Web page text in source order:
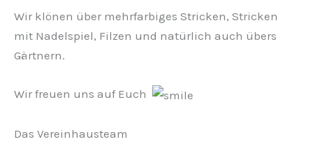
Wir klönen über mehrfarbiges Stricken, Stricken
mit Nadelspiel, Filzen und natürlich auch übers
Gärtnern.
Wir freuen uns auf Euch
Das Vereinhausteam